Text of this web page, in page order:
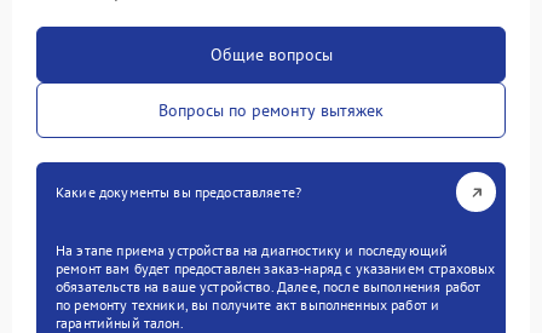
Общие вопросы
Вопросы по ремонту вытяжек
Какие документы вы предоставляете?
На этапе приема устройства на диагностику и последующий
ремонт вам будет предоставлен заказ-наряд с указанием страховых
обязательств на ваше устройство. Далее, после выполнения работ
по ремонту техники, вы получите акт выполненных работ и
гарантийный талон.